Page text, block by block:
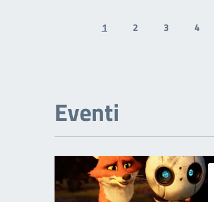
Previous page
1 2 3 4
Eventi